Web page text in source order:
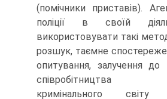
(помічники приставів).
поліції в своїй
використовувати такі
розшук, таємне
опитування, залучення до
співробітництва
кримінального